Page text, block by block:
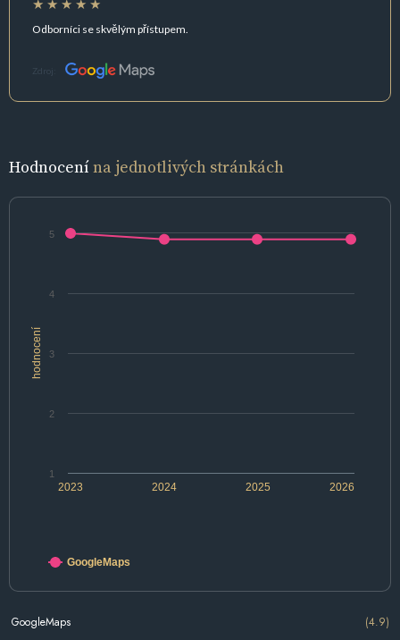
Odborníci se skvělým přístupem.
Zdroj:
Hodnocenína jednotlivých stránkách
hodnocení
2024 2026
2023 2025
1
2
3
4
5
GoogleMaps
GoogleMaps (4.9)